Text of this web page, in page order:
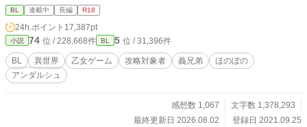
す。 ※2022年11月書籍化しました( *´艸｀) よろしくお願いし
ます ただいま感想返信停止中です。申し訳ありません。でも
皆様の感想はとても楽しく嬉しく拝読しております！ありが
とうございます！
BL 連載中 長編 R18
24h.ポイント 17,387pt
小説 74 位 / 228,668件 BL 5 位 / 31,396件
BL 異世界 乙女ゲーム 攻略対象者 義兄弟
ほのぼの
アンダルシュ
感想数 1,067
文字数 1,378,293
最終更新日 2026.08.02
登録日 2021.09.25